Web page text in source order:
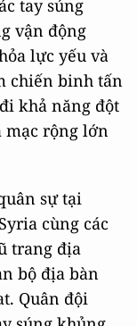
tay súng
vận động
lực yếu và
chiến binh tấn
khả năng đột
mạc rộng lớn
sự tại
cùng các
trang địa
bộ địa bàn
Quân đội